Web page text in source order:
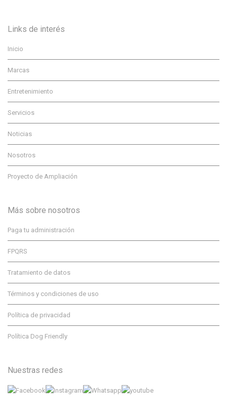
Links de interés
Inicio
Marcas
Entretenimiento
Servicios
Noticias
Nosotros
Proyecto de Ampliación
Más sobre nosotros
Paga tu administración
FPQRS
Tratamiento de datos
Términos y condiciones de uso
Política de privacidad
Política Dog Friendly
Nuestras redes